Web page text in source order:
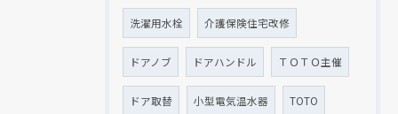
洗濯用水栓 介護保険住宅改修
ドアノブ ドアハンドル ＴＯＴＯ主催
ドア取替 小型電気温水器 TOTO